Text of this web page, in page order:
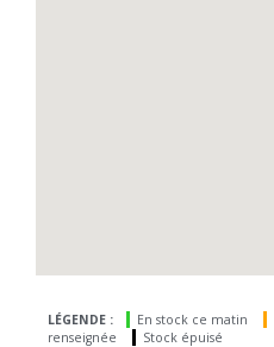
LÉGENDE : En stock ce matin
renseignée
Stock épuisé